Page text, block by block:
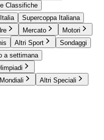
Classifiche
Supercoppa Italiana
Mercato
Motori
Altri Sport
Sondaggi
a settimana
Altri Speciali